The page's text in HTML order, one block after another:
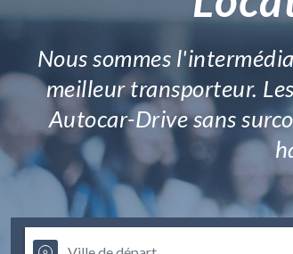
Nous sommes
meilleur transporteur.
Autocar-Drive sans